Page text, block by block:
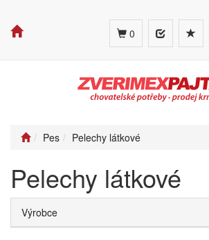
0
Pes Pelechy látkové
Pelechy látkové
Výrobce